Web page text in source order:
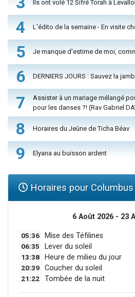
Ils ont volé 12 Sifré Torah à
4 L'édito de la semaine - En visite
5 Je manque d'estime de moi,
6 DERNIERS JOURS : Sauvez la
7
Assister à un mariage mélangé
pour les danses ?! (Rav Gabriel
8 Horaires du Jeûne de Ticha Béav
9 Elyana au buisson ardent
Horaires pour Columbus
6 Août 2026 - 23
05:36 Mise des Téfilines
06:35 Lever du soleil
13:38 Heure de milieu du jour
20:39 Coucher du soleil
21:22 Tombée de la nuit